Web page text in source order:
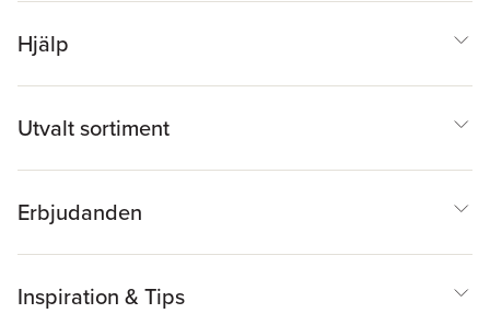
Hjälp
Utvalt sortiment
Erbjudanden
Inspiration & Tips